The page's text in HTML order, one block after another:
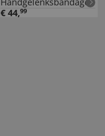
€ 44,99